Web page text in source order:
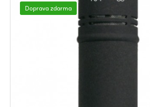
Doprava zdarma